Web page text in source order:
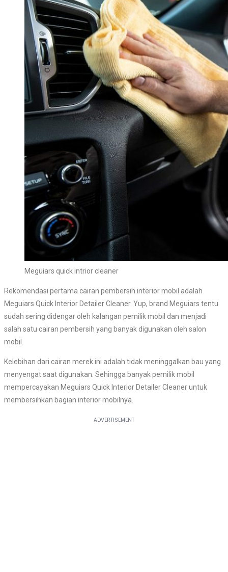
Meguiars quick intrior cleaner
Rekomendasi pertama cairan pembersih interior mobil adalah
Meguiars Quick Interior Detailer Cleaner. Yup, brand Meguiars tentu
sudah sering didengar oleh kalangan pemilik mobil dan menjadi
salah satu cairan pembersih yang banyak digunakan oleh salon
mobil.
Kelebihan dari cairan merek ini adalah tidak meninggalkan bau yang
menyengat saat digunakan. Sehingga banyak pemilik mobil
mempercayakan Meguiars Quick Interior Detailer Cleaner untuk
membersihkan bagian interior mobilnya.